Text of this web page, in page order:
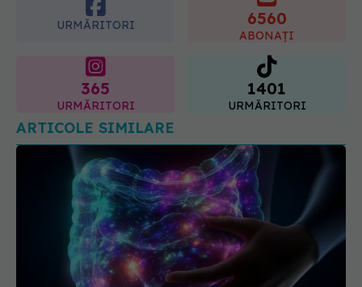
365
URMĂRITORI
1401
URMĂRITORI
Alimentul care protejează colonul. Ce efect au
alimentele lactate asupra intestinului